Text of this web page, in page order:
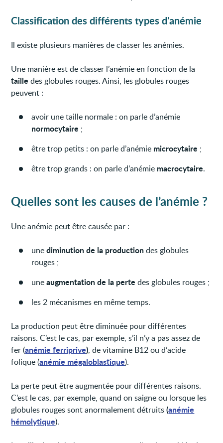
Classification des différents types d'anémie
Il existe plusieurs manières de classer les anémies.
Une manière est de classer l’anémie en fonction de la
tailledes globules rouges. Ainsi, les globules rouges
peuvent :
avoir une taille normale : on parle d’anémie
normocytaire ;
être trop petits : on parle d’anémie microcytaire ;
être trop grands : on parle d’anémie macrocytaire.
Quelles sont les causes de l’anémie ?
Une anémie peut être causée par :
unediminution de la productiondes globules
rouges ;
uneaugmentation de la perte des globules rouges ;
les 2 mécanismes en même temps.
La production peut être diminuée pour différentes
raisons. C’est le cas, par exemple, s’il n’y a pas assez de
fer (anémie ferriprive), de vitamine B12 ou d’acide
folique (anémie mégaloblastique).
La perte peut être augmentée pour différentes raisons.
C’est le cas, par exemple, quand on saigne ou lorsque les
globules rouges sont anormalement détruits(anémie
hémolytique).